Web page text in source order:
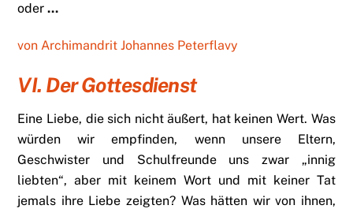
oder…
von Archimandrit Johannes Peterflavy
VI. Der Gottesdienst
Eine Liebe, die sich nicht äußert, hat keinen Wert. Was
würden wir empfinden, wenn unsere Eltern,
Geschwister und Schulfreunde uns zwar „innig
liebten“, aber mit keinem Wort und mit keiner Tat
jemals ihre Liebe zeigten? Was hätten wir von ihnen,